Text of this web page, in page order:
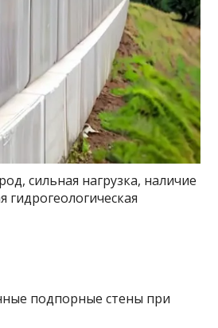
сильная нагрузка, наличие
гидрогеологическая
подпорные стены при